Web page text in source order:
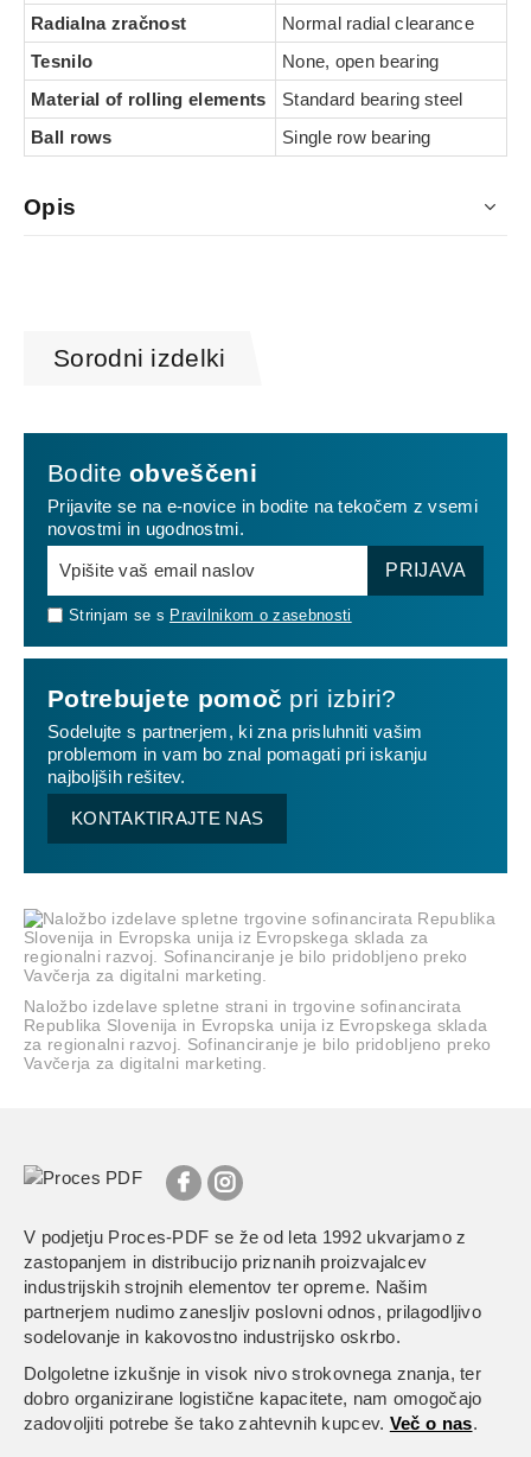
Radialna zračnost
Normal radial clearance
Tesnilo
None, open bearing
Material of rolling elements
Standard bearing steel
Ball rows
Single row bearing
Opis
Sorodni izdelki
Boditeobveščeni
Prijavite se na e-novice in bodite na tekočem z vsemi
novostmi in ugodnostmi.
Strinjam se s Pravilnikom o zasebnosti
PRIJAVA
Potrebujete pomoč pri izbiri?
Sodelujte s partnerjem, ki zna prisluhniti vašim
problemom in vam bo znal pomagati pri iskanju
najboljših rešitev.
KONTAKTIRAJTE NAS
Naložbo izdelave spletne strani in trgovine sofinancirata
Republika Slovenija in Evropska unija iz Evropskega sklada
za regionalni razvoj. Sofinanciranje je bilo pridobljeno preko
Vavčerja za digitalni marketing.
V podjetju Proces-PDF se že od leta 1992 ukvarjamo z
zastopanjem in distribucijo priznanih proizvajalcev
industrijskih strojnih elementov ter opreme. Našim
partnerjem nudimo zanesljiv poslovni odnos, prilagodljivo
sodelovanje in kakovostno industrijsko oskrbo.
Dolgoletne izkušnje in visok nivo strokovnega znanja, ter
dobro organizirane logistične kapacitete, nam omogočajo
zadovoljiti potrebe še tako zahtevnih kupcev. Več o nas.